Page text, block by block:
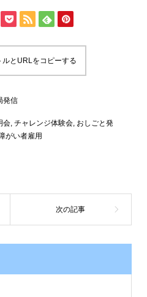
ルとURLをコピーする
発信
会, チャレンジ体験会, おしごと発
がい者雇用